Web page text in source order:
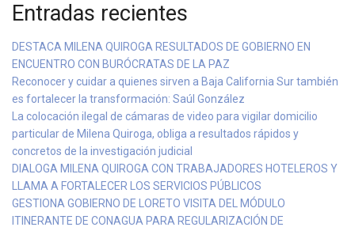
Entradas recientes
DESTACA MILENA QUIROGA RESULTADOS DE GOBIERNO EN
ENCUENTRO CON BURÓCRATAS DE LA PAZ
Reconocer y cuidar a quienes sirven a Baja California Sur también
es fortalecer la transformación: Saúl González
La colocación ilegal de cámaras de video para vigilar domicilio
particular de Milena Quiroga, obliga a resultados rápidos y
concretos de la investigación judicial
DIALOGA MILENA QUIROGA CON TRABAJADORES HOTELEROS Y
LLAMA A FORTALECER LOS SERVICIOS PÚBLICOS
GESTIONA GOBIERNO DE LORETO VISITA DEL MÓDULO
ITINERANTE DE CONAGUA PARA REGULARIZACIÓN DE